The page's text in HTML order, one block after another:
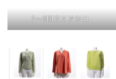
7〜9回目エアクロ